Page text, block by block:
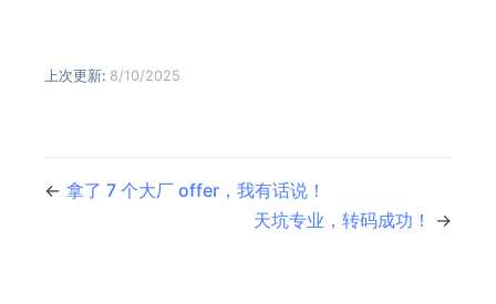
上次更新: 8/10/2025
← 拿了 7 个大厂 offer，我有话说！
天坑专业，转码成功！ →